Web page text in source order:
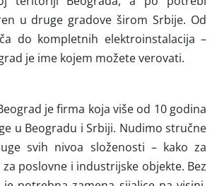
u druge gradove širom Srbije. Od
do kompletnih elektroinstalacija –
je ime kojem možete verovati.
je firma koja više od 10 godina
u Beogradu i Srbiji. Nudimo stručne
svih nivoa složenosti – kako za
poslovne i industrijske objekte. Bez